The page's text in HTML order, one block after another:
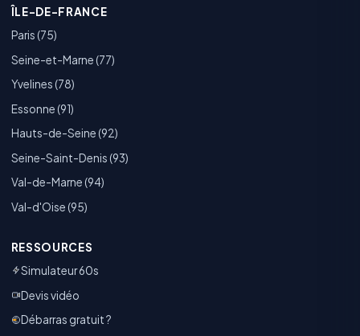
ÎLE-DE-FRANCE
Paris (75)
Seine-et-Marne (77)
Yvelines (78)
Essonne (91)
Hauts-de-Seine (92)
Seine-Saint-Denis (93)
Val-de-Marne (94)
Val-d'Oise (95)
RESSOURCES
Simulateur 60s
Devis vidéo
Débarras gratuit ?